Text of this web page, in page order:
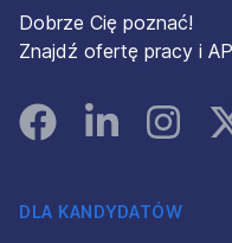
Dobrze Cię poznać!
Znajdź ofertę pracy i
FacebookLinked InInstagram
DLA KANDYDATÓW